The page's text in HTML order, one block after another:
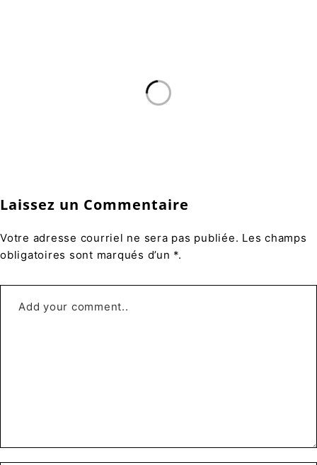
Laissez un Commentaire
Votre adresse courriel ne sera pas publiée. Les champs
obligatoires sont marqués d’un *.